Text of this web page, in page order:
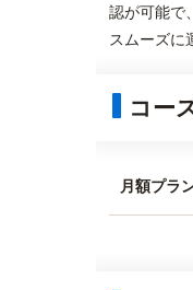
認が可能で
スムーズに
コー
月額プラ